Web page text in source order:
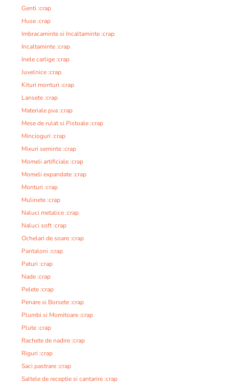
Genti :crap
Huse :crap
Imbracaminte si Incaltaminte :crap
Incaltaminte :crap
Inele carlige :crap
Juvelnice :crap
Kituri monturi :crap
Lansete :crap
Materiale pva :crap
Mese de rulat si Pistoale :crap
Mincioguri :crap
Mixuri seminte :crap
Momeli artificiale :crap
Momeli expandate :crap
Monturi :crap
Mulinete :crap
Naluci metalice :crap
Naluci soft :crap
Ochelari de soare :crap
Pantaloni :crap
Paturi :crap
Nade :crap
Pelete :crap
Penare si Borsete :crap
Plumbi si Momitoare :crap
Plute :crap
Rachete de nadire :crap
Riguri :crap
Saci pastrare :crap
Saltele de receptie si cantarire :crap